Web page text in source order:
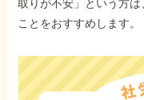
取りが不安」という方
ことをおすすめします。